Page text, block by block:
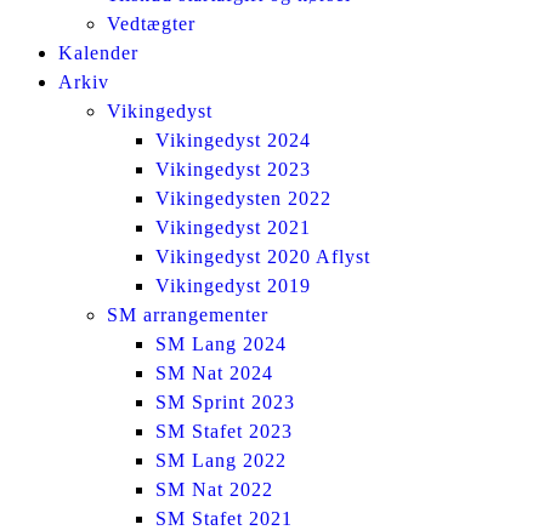
Vedtægter
Kalender
Arkiv
Vikingedyst
Vikingedyst 2024
Vikingedyst 2023
Vikingedysten 2022
Vikingedyst 2021
Vikingedyst 2020 Aflyst
Vikingedyst 2019
SM arrangementer
SM Lang 2024
SM Nat 2024
SM Sprint 2023
SM Stafet 2023
SM Lang 2022
SM Nat 2022
SM Stafet 2021